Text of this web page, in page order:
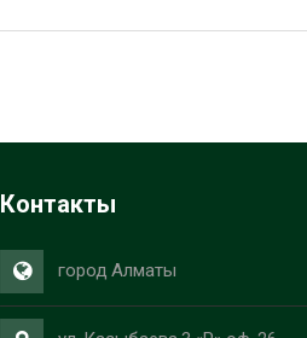
Контакты
город Алматы